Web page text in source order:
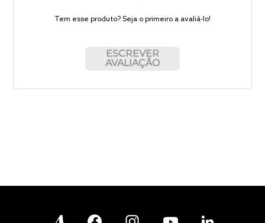
Tem esse produto? Seja o primeiro a avaliá-lo!
ESCREVER
AVALIAÇÃO